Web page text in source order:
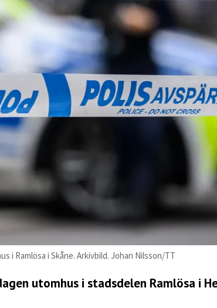
i Ramlösa i Skåne. Arkivbild. Johan Nilsson/TT
utomhus i stadsdelen Ramlösa i